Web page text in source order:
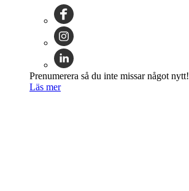
Prenumerera så du inte missar något nytt!
Läs mer